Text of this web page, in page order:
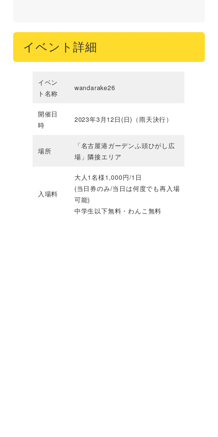
イベント詳細
イベン
ト名称
wandarake​26
開催日
時
2023年3月12日(日)（雨天決行）
場所
「名古屋港ガーデンふ頭ひがし広
場」隣接エリア
入場料
大人1名様1,000円/1日
(当日券のみ/当日は何度でも再入場
可能)
中学生以下無料・わんこ無料